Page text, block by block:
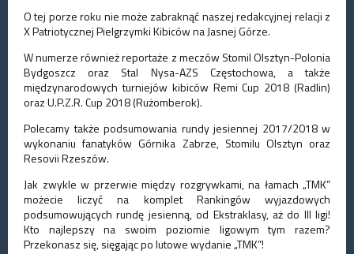
O tej porze roku nie może zabraknąć naszej redakcyjnej relacji z
X Patriotycznej Pielgrzymki Kibiców na Jasnej Górze.
W numerze również reportaże z meczów Stomil Olsztyn-Polonia
Bydgoszcz oraz Stal Nysa-AZS Częstochowa, a także
międzynarodowych turniejów kibiców Remi Cup 2018 (Radlin)
oraz U.P.Z.R. Cup 2018 (Rużomberok).
Polecamy także podsumowania rundy jesiennej 2017/2018 w
wykonaniu fanatyków Górnika Zabrze, Stomilu Olsztyn oraz
Resovii Rzeszów.
Jak zwykle w przerwie między rozgrywkami, na łamach „TMK”
możecie liczyć na komplet Rankingów wyjazdowych
podsumowujących rundę jesienną, od Ekstraklasy, aż do III ligi!
Kto najlepszy na swoim poziomie ligowym tym razem?
Przekonasz się, sięgając po lutowe wydanie „TMK”!